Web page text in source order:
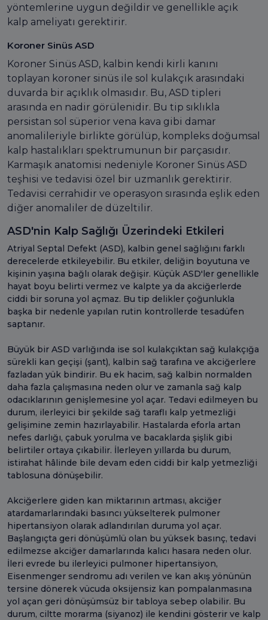
yöntemlerine uygun değildir ve genellikle açık
kalp ameliyatı gerektirir.
Koroner Sinüs ASD
Koroner Sinüs ASD, kalbin kendi kirli kanını
toplayan koroner sinüs ile sol kulakçık arasındaki
duvarda bir açıklık olmasıdır. Bu, ASD tipleri
arasında en nadir görülenidir. Bu tip sıklıkla
persistan sol süperior vena kava gibi damar
anomalileriyle birlikte görülüp, kompleks doğumsal
kalp hastalıkları spektrumunun bir parçasıdır.
Karmaşık anatomisi nedeniyle Koroner Sinüs ASD
teşhisi ve tedavisi özel bir uzmanlık gerektirir.
Tedavisi cerrahidir ve operasyon sırasında eşlik eden
diğer anomaliler de düzeltilir.
ASD'nin Kalp Sağlığı Üzerindeki Etkileri
Atriyal Septal Defekt (ASD), kalbin genel sağlığını farklı
derecelerde etkileyebilir. Bu etkiler, deliğin boyutuna ve
kişinin yaşına bağlı olarak değişir. Küçük ASD'ler genellikle
hayat boyu belirti vermez ve kalpte ya da akciğerlerde
ciddi bir soruna yol açmaz. Bu tip delikler çoğunlukla
başka bir nedenle yapılan rutin kontrollerde tesadüfen
saptanır.
Büyük bir ASD varlığında ise sol kulakçıktan sağ kulakçığa
sürekli kan geçişi (şant), kalbin sağ tarafına ve akciğerlere
fazladan yük bindirir. Bu ek hacim, sağ kalbin normalden
daha fazla çalışmasına neden olur ve zamanla sağ kalp
odacıklarının genişlemesine yol açar. Tedavi edilmeyen bu
durum, ilerleyici bir şekilde sağ taraflı kalp yetmezliği
gelişimine zemin hazırlayabilir. Hastalarda eforla artan
nefes darlığı, çabuk yorulma ve bacaklarda şişlik gibi
belirtiler ortaya çıkabilir. İlerleyen yıllarda bu durum,
istirahat hâlinde bile devam eden ciddi bir kalp yetmezliği
tablosuna dönüşebilir.
Akciğerlere giden kan miktarının artması, akciğer
atardamarlarındaki basıncı yükselterek pulmoner
hipertansiyon olarak adlandırılan duruma yol açar.
Başlangıçta geri dönüşümlü olan bu yüksek basınç, tedavi
edilmezse akciğer damarlarında kalıcı hasara neden olur.
İleri evrede bu ilerleyici pulmoner hipertansiyon,
Eisenmenger sendromu adı verilen ve kan akış yönünün
tersine dönerek vücuda oksijensiz kan pompalanmasına
yol açan geri dönüşümsüz bir tabloya sebep olabilir. Bu
durum, ciltte morarma (siyanoz) ile kendini gösterir ve kalp